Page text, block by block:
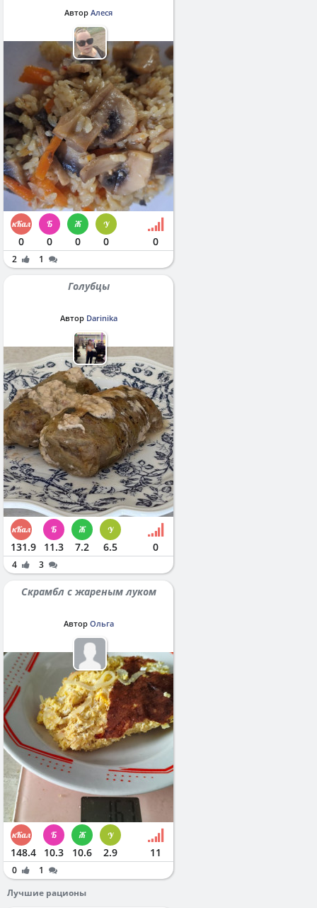
Автор Алеся
0 0 0 0 0
2 1
Голубцы
Автор Darinika
131.9 11.3 7.2 6.5 0
4 3
Скрамбл с жареным луком
Автор Ольга
148.4 10.3 10.6 2.9 11
0
1
Лучшие рационы